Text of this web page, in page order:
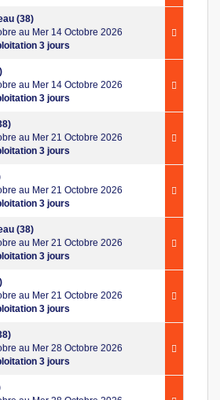
(38)
au Mer 14 Octobre 2026
3 jours
au Mer 14 Octobre 2026
3 jours
au Mer 21 Octobre 2026
3 jours
au Mer 21 Octobre 2026
3 jours
(38)
au Mer 21 Octobre 2026
3 jours
au Mer 21 Octobre 2026
3 jours
au Mer 28 Octobre 2026
3 jours